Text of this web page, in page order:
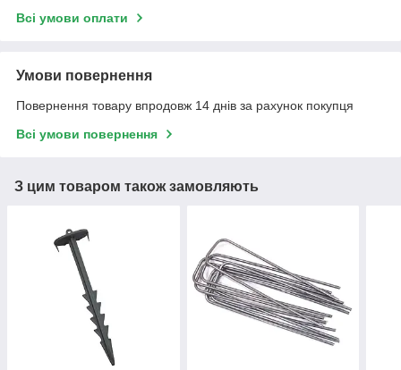
Всі умови оплати
Умови повернення
Повернення товару впродовж 14 днів за рахунок покупця
Всі умови повернення
З цим товаром також замовляють